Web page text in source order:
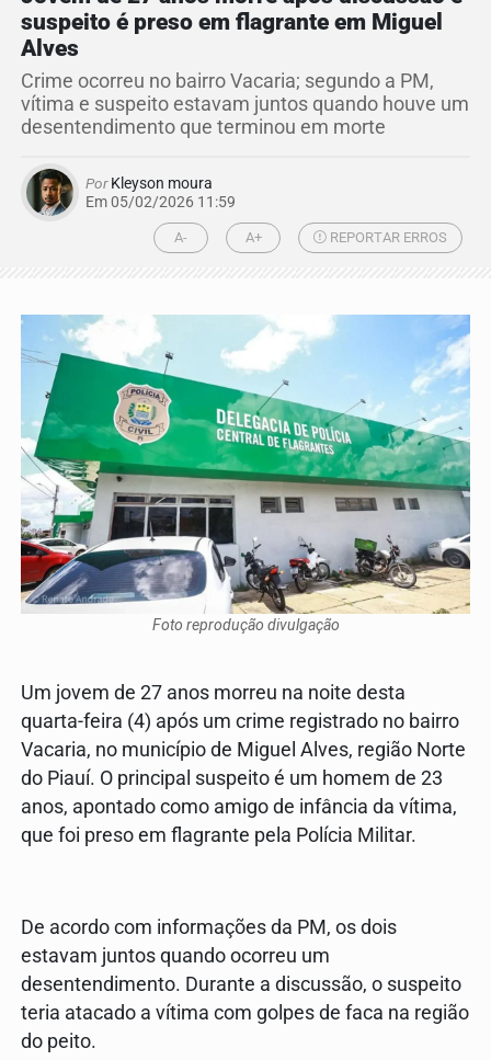
suspeito é preso em flagrante em Miguel
Alves
Crime ocorreu no bairro Vacaria; segundo a PM,
vítima e suspeito estavam juntos quando houve um
desentendimento que terminou em morte
PorKleyson moura
Em 05/02/2026 11:59
A- A+ REPORTAR ERROS
Foto reprodução divulgação
Um jovem de 27 anos morreu na noite desta
quarta-feira (4) após um crime registrado no bairro
Vacaria, no município de Miguel Alves, região Norte
do Piauí. O principal suspeito é um homem de 23
anos, apontado como amigo de infância da vítima,
que foi preso em flagrante pela Polícia Militar.
De acordo com informações da PM, os dois
estavam juntos quando ocorreu um
desentendimento. Durante a discussão, o suspeito
teria atacado a vítima com golpes de faca na região
do peito.